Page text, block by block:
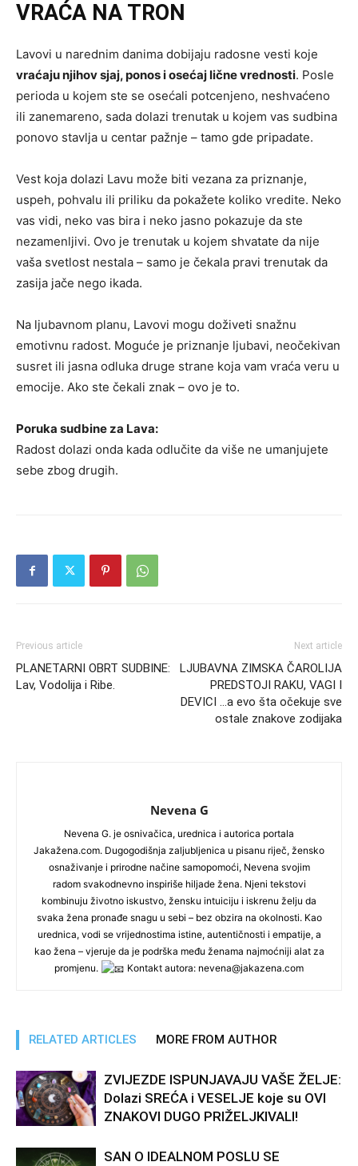
VRAĆA NA TRON
Lavovi u narednim danima dobijaju radosne vesti koje
vraćaju njihov sjaj, ponos i osećaj lične vrednosti. Posle
perioda u kojem ste se osećali potcenjeno, neshvaćeno
ili zanemareno, sada dolazi trenutak u kojem vas sudbina
ponovo stavlja u centar pažnje – tamo gde pripadate.
Vest koja dolazi Lavu može biti vezana za priznanje,
uspeh, pohvalu ili priliku da pokažete koliko vredite. Neko
vas vidi, neko vas bira i neko jasno pokazuje da ste
nezamenljivi. Ovo je trenutak u kojem shvatate da nije
vaša svetlost nestala – samo je čekala pravi trenutak da
zasija jače nego ikada.
Na ljubavnom planu, Lavovi mogu doživeti snažnu
emotivnu radost. Moguće je priznanje ljubavi, neočekivan
susret ili jasna odluka druge strane koja vam vraća veru u
emocije. Ako ste čekali znak – ovo je to.
Poruka sudbine za Lava:
Radost dolazi onda kada odlučite da više ne umanjujete
sebe zbog drugih.
Previous article
PLANETARNI OBRT SUDBINE:
Lav, Vodolija i Ribe.
Next article
LJUBAVNA ZIMSKA ČAROLIJA
PREDSTOJI RAKU, VAGI I
DEVICI …a evo šta očekuje sve
ostale znakove zodijaka
Nevena G
Nevena G. je osnivačica, urednica i autorica portala
Jakažena.com. Dugogodišnja zaljubljenica u pisanu riječ, žensko
osnaživanje i prirodne načine samopomoći, Nevena svojim
radom svakodnevno inspiriše hiljade žena. Njeni tekstovi
kombinuju životno iskustvo, žensku intuiciju i iskrenu želju da
svaka žena pronađe snagu u sebi – bez obzira na okolnosti. Kao
urednica, vodi se vrijednostima istine, autentičnosti i empatije, a
kao žena – vjeruje da je podrška među ženama najmoćniji alat za
promjenu.
Kontakt autora: nevena@jakazena.com
RELATED ARTICLES MORE FROM AUTHOR
ZVIJEZDE ISPUNJAVAJU VAŠE ŽELJE:
Dolazi SREĆA i VESELJE koje su OVI
ZNAKOVI DUGO PRIŽELJKIVALI!
SAN O IDEALNOM POSLU SE